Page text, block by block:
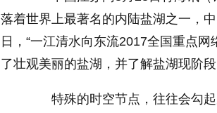
落着世界上最著名的内陆盐湖之一，
日，“一江清水向东流2017全国重点
了壮观美丽的盐湖，并了解盐湖现阶
特殊的时空节点，往往会勾起